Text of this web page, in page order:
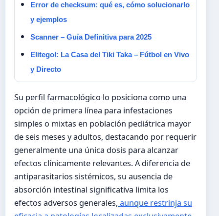
Error de checksum: qué es, cómo solucionarlo
y ejemplos
Scanner – Guía Definitiva para 2025
Elitegol: La Casa del Tiki Taka – Fútbol en Vivo
y Directo
Su perfil farmacológico lo posiciona como una
opción de primera línea para infestaciones
simples o mixtas en población pediátrica mayor
de seis meses y adultos, destacando por requerir
generalmente una única dosis para alcanzar
efectos clínicamente relevantes. A diferencia de
antiparasitarios sistémicos, su ausencia de
absorción intestinal significativa limita los
efectos adversos generales, aunque restrinja su